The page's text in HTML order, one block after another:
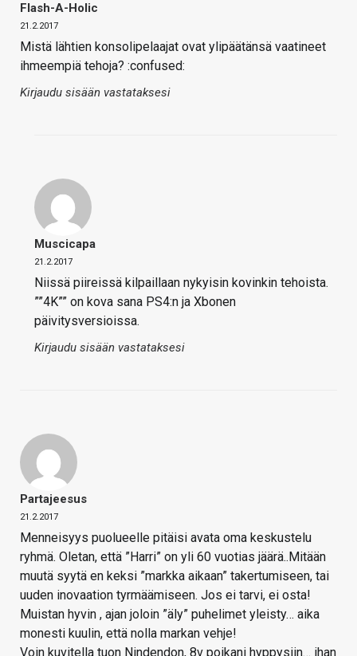
Flash-A-Holic
21.2.2017
Mistä lähtien konsolipelaajat ovat ylipäätänsä vaatineet
ihmeempiä tehoja? :confused:
Kirjaudu sisään vastataksesi
Muscicapa
21.2.2017
Niissä piireissä kilpaillaan nykyisin kovinkin tehoista.
””4K”” on kova sana PS4:n ja Xbonen
päivitysversioissa.
Kirjaudu sisään vastataksesi
Partajeesus
21.2.2017
Menneisyys puolueelle pitäisi avata oma keskustelu
ryhmä. Oletan, että ”Harri” on yli 60 vuotias jäärä..Mitään
muutä syytä en keksi ”markka aikaan” takertumiseen, tai
uuden inovaation tyrmäämiseen. Jos ei tarvi, ei osta!
Muistan hyvin , ajan joloin ”äly” puhelimet yleisty… aika
monesti kuulin, että nolla markan vehje!
Voin kuvitella tuon Nindendon, 8v poikani hyppysiin… ihan